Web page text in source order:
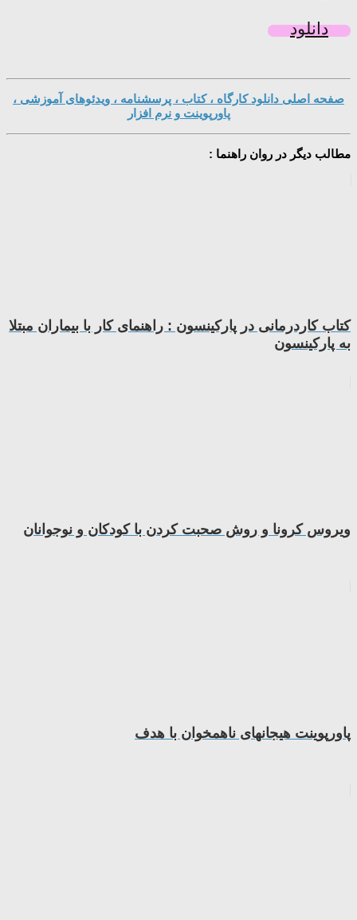
دانلود
صفحه اصلی دانلود کارگاه ، کتاب ، پرسشنامه ، ویدئوهای آموزشی ،
پاورپوینت و نرم افزار
مطالب دیگر در روان راهنما :
کتاب کاردرمانی در پارکینسون : راهنمای کار با بیماران مبتلا
به پارکینسون
ویروس کرونا و روش صحبت کردن با کودکان و نوجوانان
پاورپوینت هيجانهای ناهمخوان با هدف